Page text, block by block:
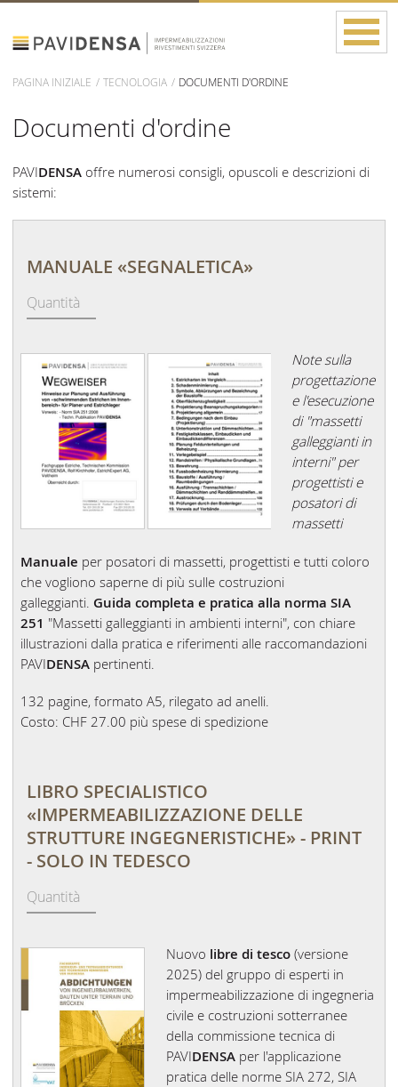
PAGINA INIZIALE TECNOLOGIA DOCUMENTI D'ORDINE
Documenti d'ordine
PAVIDENSA offre numerosi consigli, opuscoli e descrizioni di
sistemi:
MANUALE «SEGNALETICA»
Note sulla
progettazione
e l'esecuzione
di "massetti
galleggianti in
interni" per
progettisti e
posatori di
massetti
Manuale per posatori di massetti, progettisti e tutti coloro
che vogliono saperne di più sulle costruzioni
galleggianti. Guida completa e pratica alla norma SIA
251 "Massetti galleggianti in ambienti interni", con chiare
illustrazioni dalla pratica e riferimenti alle raccomandazioni
PAVIDENSApertinenti.
132 pagine, formato A5, rilegato ad anelli.
Costo: CHF 27.00 più spese di spedizione
LIBRO SPECIALISTICO
«IMPERMEABILIZZAZIONE DELLE
STRUTTURE INGEGNERISTICHE» - PRINT
- SOLO IN TEDESCO
Nuovo libre di tesco(versione
2025) del gruppo di esperti in
impermeabilizzazione di ingegneria
civile e costruzioni sotterranee
della commissione tecnica di
PAVIDENSAper l'applicazione
pratica delle norme SIA 272, SIA